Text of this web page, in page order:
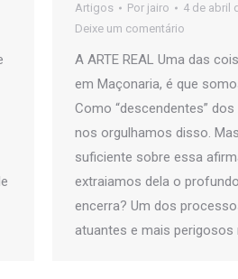
Artigos Por jairo
4 de abril
Deixe um comentário
A ARTE REAL Uma das
em Maçonaria, é que
Como “descendentes”
nos orgulhamos disso.
suficiente sobre essa
extraiamos dela o
encerra? Um dos
atuantes e mais perigosos